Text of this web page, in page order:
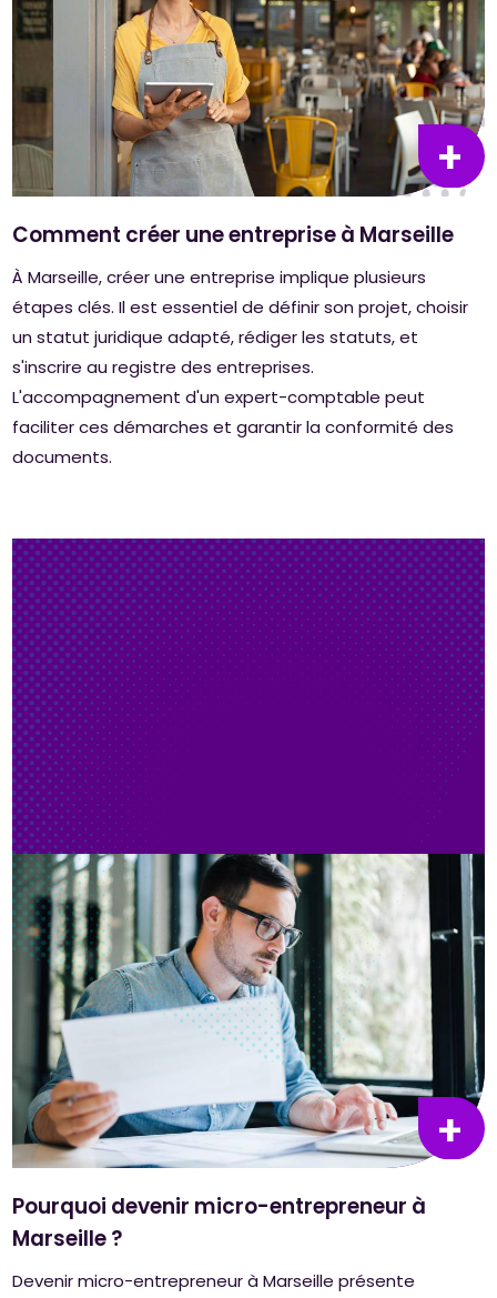
Comment créer une entreprise à Marseille
À Marseille, créer une entreprise implique plusieurs
étapes clés. Il est essentiel de définir son projet, choisir
un statut juridique adapté, rédiger les statuts, et
s'inscrire au registre des entreprises.
L'accompagnement d'un expert-comptable peut
faciliter ces démarches et garantir la conformité des
documents.
Pourquoi devenir micro-entrepreneur à
Marseille ?
Devenir micro-entrepreneur à Marseille présente